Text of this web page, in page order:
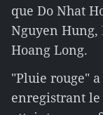
que Do Nhat
Nguyen Hung,
Hoang Long.
"Pluie rouge"
enregistrant